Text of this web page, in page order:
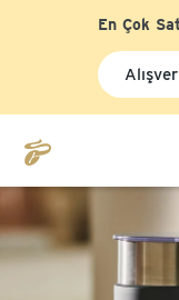
En Çok